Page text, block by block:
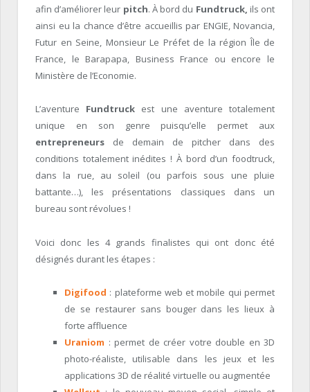
afin d’améliorer leur pitch. À bord du Fundtruck, ils ont
ainsi eu la chance d’être accueillis par ENGIE, Novancia,
Futur en Seine, Monsieur Le Préfet de la région Île de
France, le Barapapa, Business France ou encore le
Ministère de l’Economie.
L’aventure Fundtruck est une aventure totalement
unique en son genre puisqu’elle permet aux
entrepreneurs de demain de pitcher dans des
conditions totalement inédites ! À bord d’un foodtruck,
dans la rue, au soleil (ou parfois sous une pluie
battante…), les présentations classiques dans un
bureau sont révolues !
Voici donc les 4 grands finalistes qui ont donc été
désignés durant les étapes :
Digifood : plateforme web et mobile qui permet
de se restaurer sans bouger dans les lieux à
forte affluence
Uraniom : permet de créer votre double en 3D
photo-réaliste, utilisable dans les jeux et les
applications 3D de réalité virtuelle ou augmentée